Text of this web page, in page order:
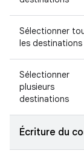
Sélectionner
les destinations
Sélectionner
plusieurs
destinations
Écriture du